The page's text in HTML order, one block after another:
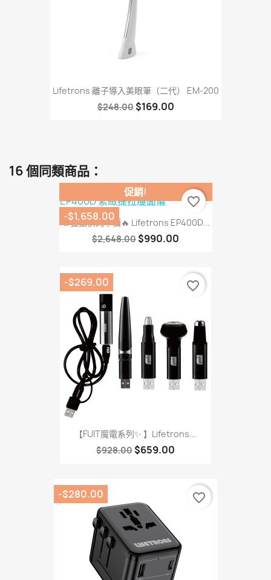
Lifetrons 離子導入美眼筆（二代） EM-200
$248.00 $169.00
16 個同類商品：
🔥狂搶快閃半價🔥 Lifetrons EP400D...
$2,648.00 $990.00
促銷!
-$1,658.00
favorite_border
【FUIT魔電系列✨ 】Lifetrons...
$928.00 $659.00
-$269.00 favorite_border
-$280.00 favorite_border